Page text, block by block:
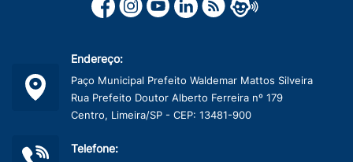
Endereço:
Paço Municipal Prefeito Waldemar Mattos Silveira
Rua Prefeito Doutor Alberto Ferreira nº 179
Centro, Limeira/SP - CEP: 13481-900
Telefone: